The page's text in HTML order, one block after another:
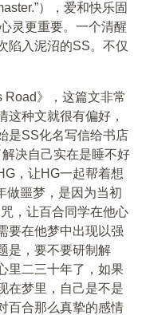
），爱和快乐固
灵更重要。一个清醒
陷入泥沼的SS。不仅
》，这篇文非常
这种文就很有偏好，
是SS化名写信给书店
决自己实在是睡不好
，让HG一起帮着想
做噩梦，是因为当初
，让百合同学在他心
要在他梦中出现以强
是，要不要研制解
里二三十年了，如果
在梦里，自己是不是
百合那么真挚的感情